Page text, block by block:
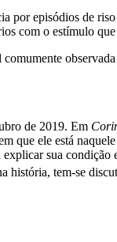
por episódios de
com o estímulo
de 2019. Em
que ele está
sua condição
história, tem-se